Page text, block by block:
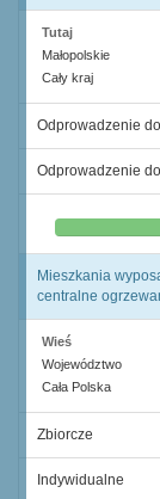
Tutaj
Małopolskie
Cały kraj
Odprowadzenie
Odprowadzenie
0,0%
Mieszkania
centralne
Wieś
Województwo
Cała Polska
Zbiorcze
Indywidualne